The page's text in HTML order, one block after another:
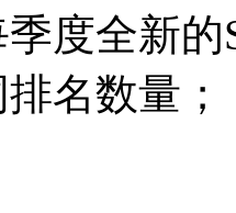
度全新
名数量；